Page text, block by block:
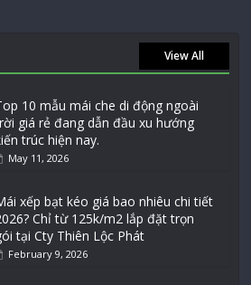
View All
10 mẫu mái che di động ngoài
giá rẻ đang dẫn đầu xu hướng
trúc hiện nay.
May 11, 2026
xếp bạt kéo giá bao nhiêu chi tiết
Chỉ từ 125k/m2 lắp đặt trọn
tại Cty Thiên Lộc Phát
February 9, 2026